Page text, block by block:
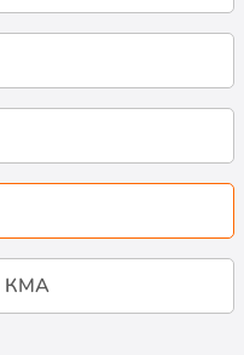
КМА